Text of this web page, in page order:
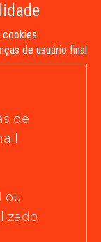
cookies
de usuário final
de
ou